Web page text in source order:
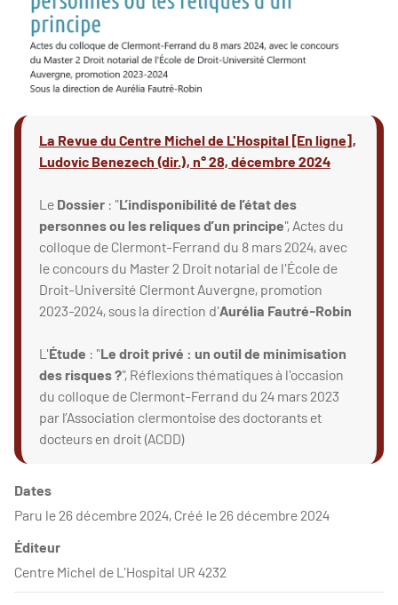
La Revue du Centre Michel de L'Hospital [En ligne],
Ludovic Benezech (dir.), n° 28, décembre 2024
Le Dossier : "L’indisponibilité de l’état des
personnes ou les reliques d’un principe", Actes du
colloque de Clermont-Ferrand du 8 mars 2024, avec
le concours du Master 2 Droit notarial de l'École de
Droit-Université Clermont Auvergne, promotion
2023-2024, sous la direction d'Aurélia Fautré-Robin
L'Étude : "Le droit privé : un outil de minimisation
des risques ?", Réflexions thématiques à l'occasion
du colloque de Clermont-Ferrand du 24 mars 2023
par l’Association clermontoise des doctorants et
docteurs en droit (ACDD)
Dates
Paru le 26 décembre 2024, Créé le 26 décembre 2024
Éditeur
Centre Michel de L'Hospital UR 4232